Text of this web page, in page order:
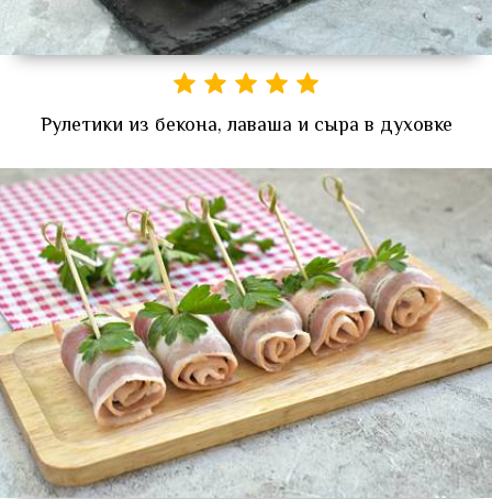
Рулетики из бекона, лаваша и сыра в духовке